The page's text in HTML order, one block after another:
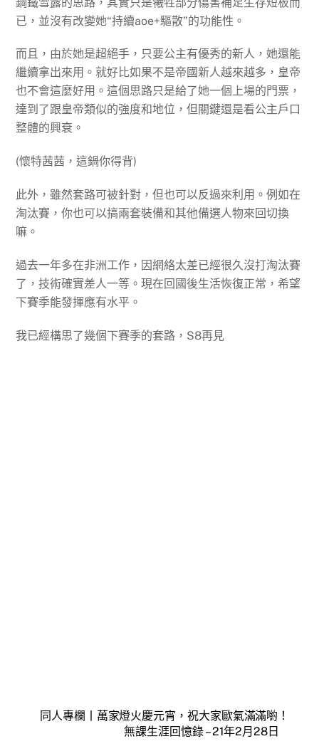
已，並沒有改變她“持續aoe+驅散”的功能性。
而且，由於她是超絕手，只要公主有優秀的新人，她還能
繼續拿出來用。就好比如果不是帝國新人越來越多，皇帝
也不會這麼好用。這個思路只是給了她一個上場的門票，
達到了跟皇帝類似的強度和地位，但關鍵還是看公主戶口
整體的興衰。
(懷特茜茜，這鍋你得背)
此外，雖然套路可被針對，但也可以反過來利用。例如在
淘汰賽，你也可以搞兩套裝備和其他備選人物來回切換
嘛。
過去一年多在非洲工作，因網絡太差已經很久沒打淘汰賽
了，技術確實差人一等。現在回國後生活恢復正常，希望
下賽季能發揮應有水平。
我已經構思了幾個下賽季的套路，S8再見
同人專欄丨萬家燈火慶元宵，祝大家歐氣滿滿喲！
無課生涯回憶錄 – 21年2月28日